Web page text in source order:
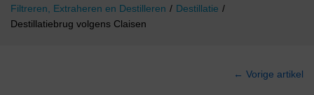
Filtreren, Extraheren en Destilleren / Destillatie /
Destillatiebrug volgens Claisen
← Vorige artikel